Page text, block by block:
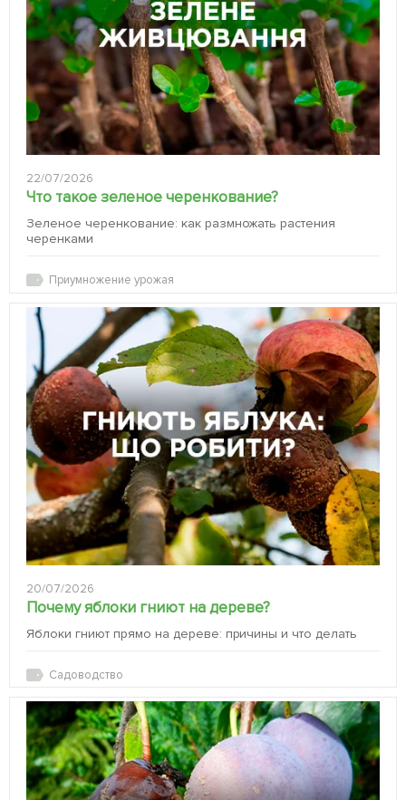
22/07/2026
Что такое зеленое черенкование?
Зеленое черенкование: как размножать растения
черенками
Приумножение урожая
20/07/2026
Почему яблоки гниют на дереве?
Яблоки гниют прямо на дереве: причины и что делать
Садоводство